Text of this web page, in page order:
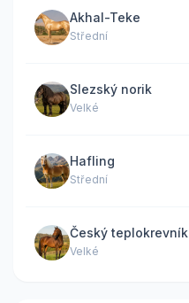
Akhal-Teke
Střední
Slezský norik
Velké
Hafling
Střední
Český teplokrevník
Velké